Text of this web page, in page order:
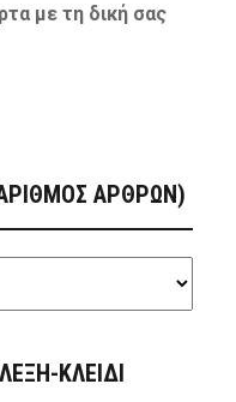
με τη δική σας
ΑΡΘΡΩΝ)
ΚΛΕΙΔΙ